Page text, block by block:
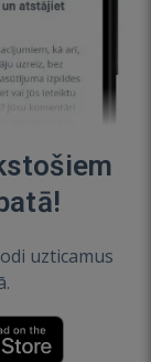
uzticamus